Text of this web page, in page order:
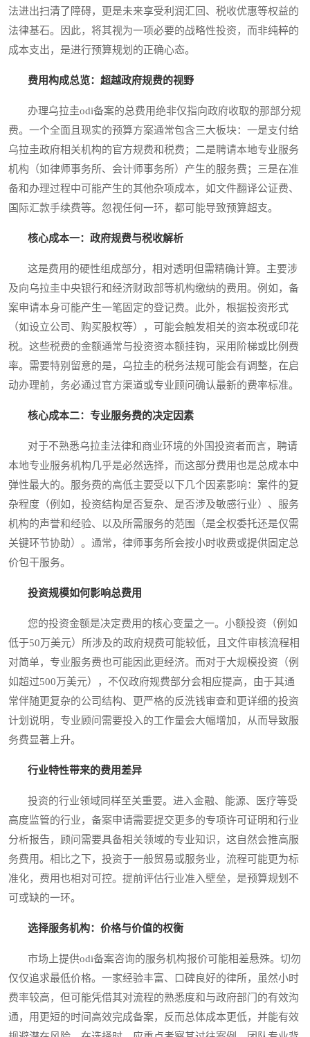
法进出扫清了障碍，更是未来享受利润汇回、税收优惠等权益的
法律基石。因此，将其视为一项必要的战略性投资，而非纯粹的
成本支出，是进行预算规划的正确心态。
费用构成总览：超越政府规费的视野
办理乌拉圭odi备案的总费用绝非仅指向政府收取的那部分规
费。一个全面且现实的预算方案通常包含三大板块：一是支付给
乌拉圭政府相关机构的官方规费和税费；二是聘请本地专业服务
机构（如律师事务所、会计师事务所）产生的服务费；三是在准
备和办理过程中可能产生的其他杂项成本，如文件翻译公证费、
国际汇款手续费等。忽视任何一环，都可能导致预算超支。
核心成本一：政府规费与税收解析
这是费用的硬性组成部分，相对透明但需精确计算。主要涉
及向乌拉圭中央银行和经济财政部等机构缴纳的费用。例如，备
案申请本身可能产生一笔固定的登记费。此外，根据投资形式
（如设立公司、购买股权等），可能会触发相关的资本税或印花
税。这些税费的金额通常与投资资本额挂钩，采用阶梯或比例费
率。需要特别留意的是，乌拉圭的税务法规可能会有调整，在启
动办理前，务必通过官方渠道或专业顾问确认最新的费率标准。
核心成本二：专业服务费的决定因素
对于不熟悉乌拉圭法律和商业环境的外国投资者而言，聘请
本地专业服务机构几乎是必然选择，而这部分费用也是总成本中
弹性最大的。服务费的高低主要受以下几个因素影响：案件的复
杂程度（例如，投资结构是否复杂、是否涉及敏感行业）、服务
机构的声誉和经验、以及所需服务的范围（是全权委托还是仅需
关键环节协助）。通常，律师事务所会按小时收费或提供固定总
价包干服务。
投资规模如何影响总费用
您的投资金额是决定费用的核心变量之一。小额投资（例如
低于50万美元）所涉及的政府规费可能较低，且文件审核流程相
对简单，专业服务费也可能因此更经济。而对于大规模投资（例
如超过500万美元），不仅政府规费部分会相应提高，由于其通
常伴随更复杂的公司结构、更严格的反洗钱审查和更详细的投资
计划说明，专业顾问需要投入的工作量会大幅增加，从而导致服
务费显著上升。
行业特性带来的费用差异
投资的行业领域同样至关重要。进入金融、能源、医疗等受
高度监管的行业，备案申请需要提交更多的专项许可证明和行业
分析报告，顾问需要具备相关领域的专业知识，这自然会推高服
务费用。相比之下，投资于一般贸易或服务业，流程可能更为标
准化，费用也相对可控。提前评估行业准入壁垒，是预算规划不
可或缺的一环。
选择服务机构：价格与价值的权衡
市场上提供odi备案咨询的服务机构报价可能相差悬殊。切勿
仅仅追求最低价格。一家经验丰富、口碑良好的律所，虽然小时
费率较高，但可能凭借其对流程的熟悉度和与政府部门的有效沟
通，用更短的时间高效完成备案，反而总体成本更低，并能有效